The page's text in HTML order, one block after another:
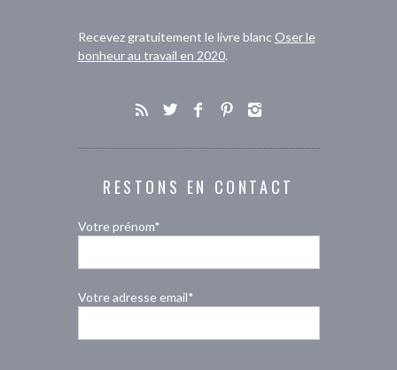
Recevez gratuitement le livre blanc Oser le
bonheur au travail en 2020.
RESTONS EN CONTACT
Votre prénom*
Votre adresse email*